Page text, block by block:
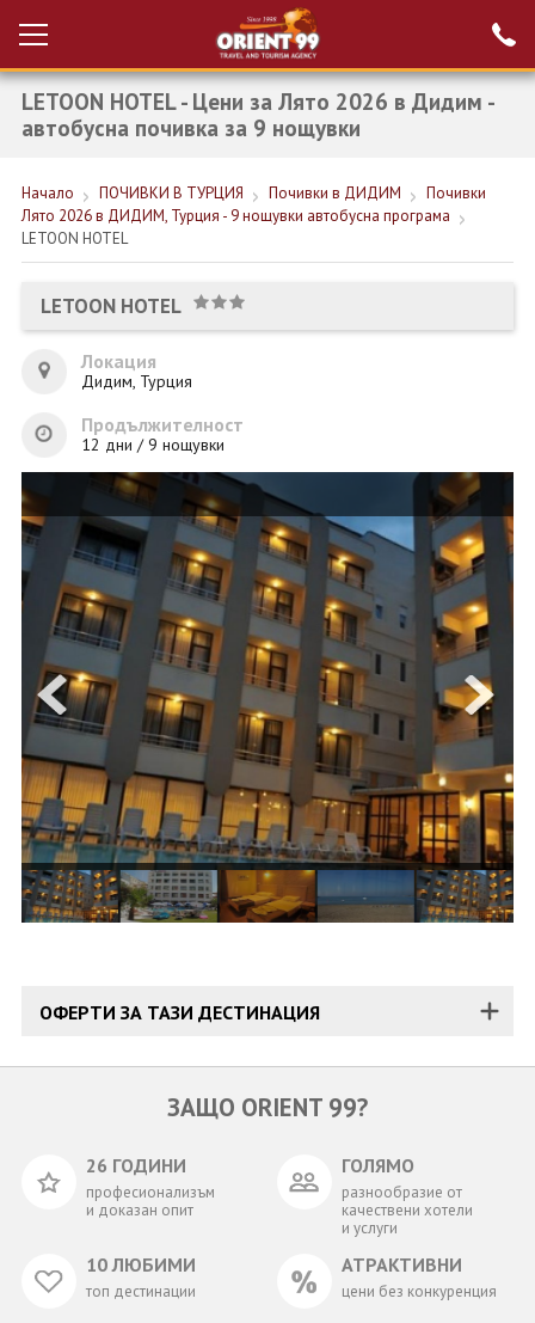
Вход за агенти
Проверка на
НОВА ГОДИНА ТУРЦИЯ
НОВА ГОДИНА
ПОЧИВКИ
КРУИЗИ
ЕКЗОТИКА
ЗА НАС
КОНТАКТИ
ФИРМЕНИ ДОКУМЕНТИ
0700 144 34 Запитване
ПОСЛЕДВАЙТЕ НИ
LETOON HOTEL - Цени за Лято 2026 в Дидим -
автобусна почивка за 9 нощувки
Начало ПОЧИВКИ В ТУРЦИЯ Почивки в ДИДИМ
Почивки
Лято 2026 в ДИДИМ, Турция - 9 нощувки автобусна програма
LETOON HOTEL
LETOON HOTEL
Локация
Дидим, Турция
Продължителност
12 дни / 9 нощувки
ОФЕРТИ ЗА ТАЗИ ДЕСТИНАЦИЯ
ЗАЩО ORIENT 99?
26 ГОДИНИ
професионализъм
и доказан опит
ГОЛЯМО
разнообразие от
качествени хотели
и услуги
10 ЛЮБИМИ
топ дестинации
АТРАКТИВНИ
цени без конкуренция